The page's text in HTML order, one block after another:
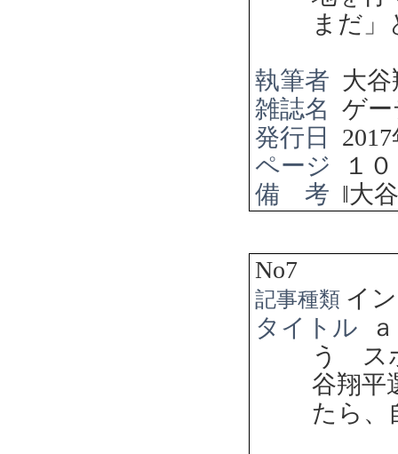
まだ
執筆者 大
雑誌名 ゲ
発行日
2017
ページ
１
備 考 ‖大
No7
記事種類 イ
タイトル
う ス
谷翔平
たら、